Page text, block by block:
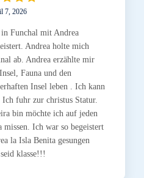
7, 2026
Funchal mit Andrea
Andrea holte mich
ab. Andrea erzählte mir
Fauna und den
Insel leben . Ich kann
fuhr zur christus Statur.
bin möchte ich auf jeden
Ich war so begeistert
la Isla Benita gesungen
klasse!!!